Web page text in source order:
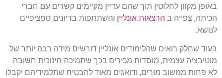
באופן מקוון לחלוטין תוך שהם עדיין מקיימים קשרים עם חברי
הכיתה, צפייה ב הרצאות אונליין והשתתפות בדיונים ספציפיים
לנושא.
בעוד שחלק רואים שהלימודים אונליין דורשים מידה רבה יותר של
מוטיבציה עצמית, מוסדות מכירים בכך שתמיכה חינוכית חשובה
לא פחות ממשוב מורים, ודואגים מאוד להבטיח שתלמידיהם יקבלו